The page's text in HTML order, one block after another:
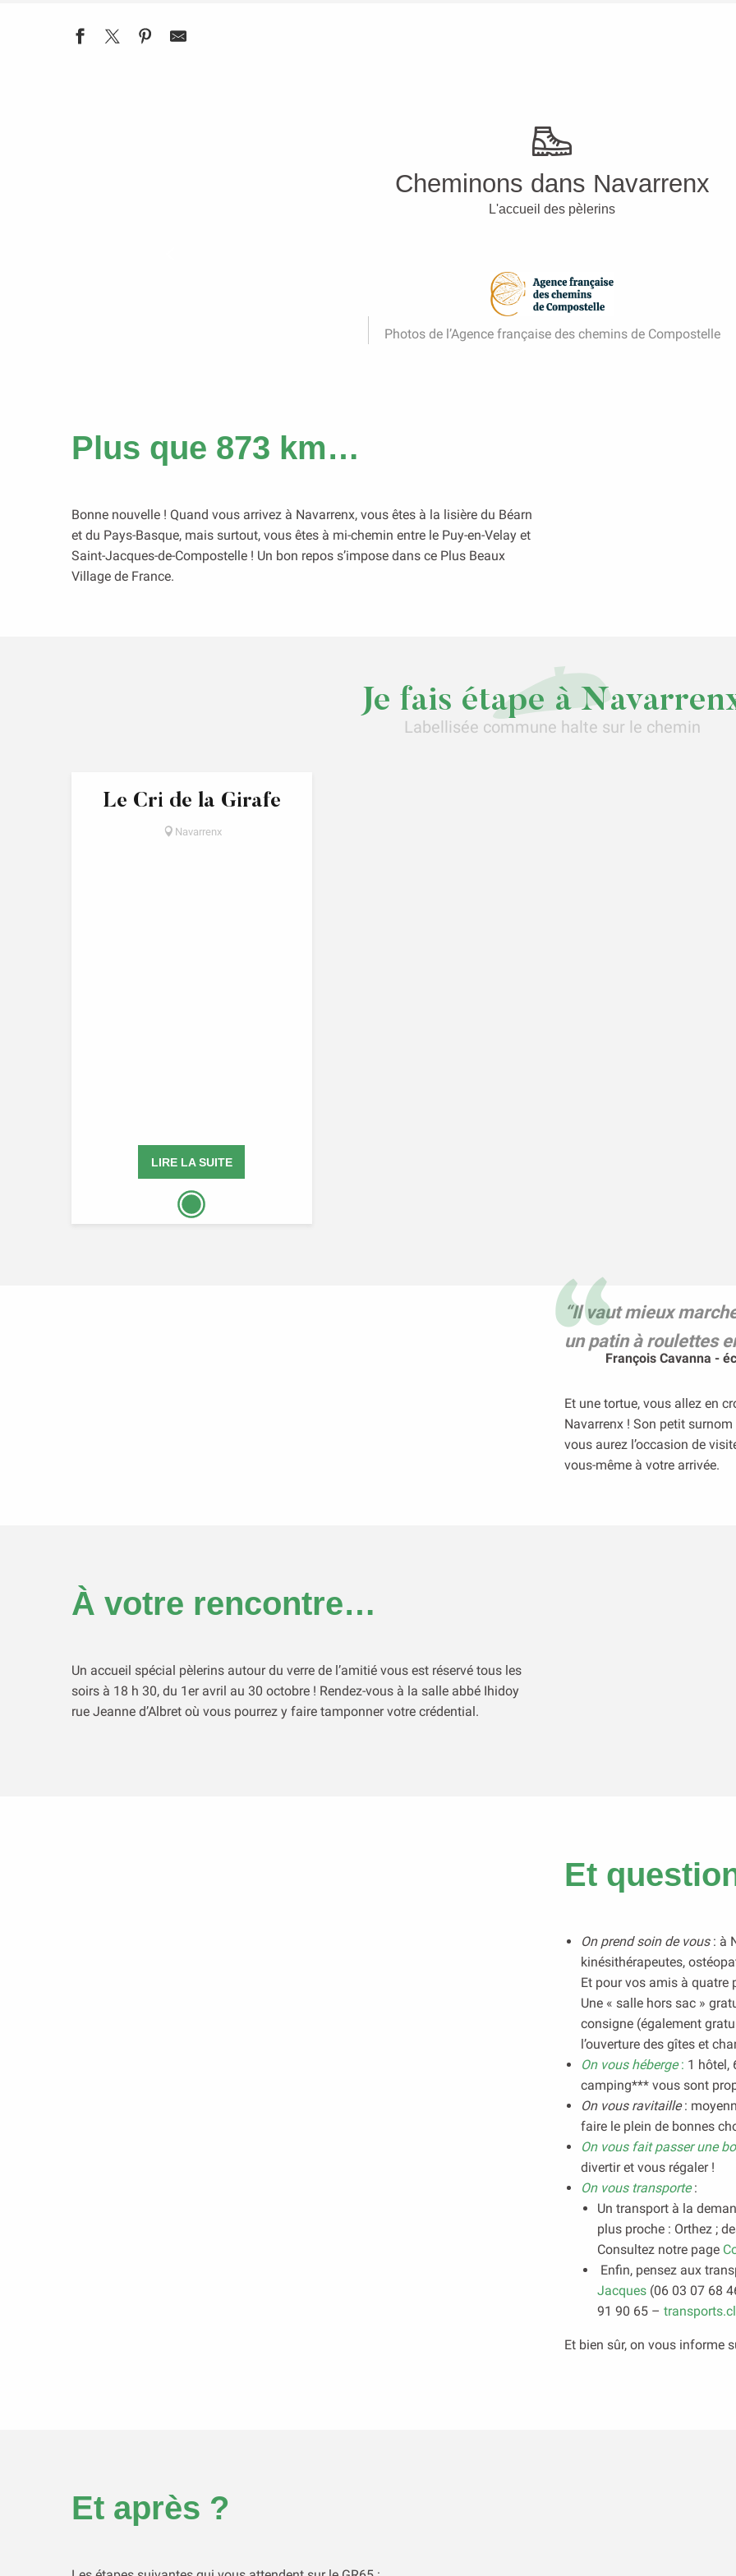
Cheminons dans Navarrenx
L'accueil des pèlerins
Photos de l’Agence française des chemins de Compostelle
Plus que 873 km…
Bonne nouvelle ! Quand vous arrivez à Navarrenx, vous êtes à la lisière du Béarn
et du Pays-Basque, mais surtout, vous êtes à mi-chemin entre le Puy-en-Velay et
Saint-Jacques-de-Compostelle ! Un bon repos s’impose dans ce Plus Beaux
Village de France.
Je fais étape à
Labellisée commune halte sur le chemin
Le Cri de la Girafe
Navarrenx
LIRE LA SUITE
“Il vaut mieux
un patin à roulettes
François Cavanna -
Et une tortue, vous allez en
Navarrenx ! Son petit
vous aurez l’occasion de
vous-même à votre arrivée.
À votre rencontre…
Un accueil spécial pèlerins autour du verre de l’amitié vous est réservé tous les
soirs à 18 h 30, du 1er avril au 30 octobre ! Rendez-vous à la salle abbé Ihidoy
rue Jeanne d’Albret où vous pourrez y faire tamponner votre crédential.
Et
On prend soin de vous: à
kinésithérapeutes,
Et pour vos amis à quatre
Une « salle hors sac »
consigne (également
l’ouverture des gîtes et
On vous héberge: 1 hôtel,
camping*** vous sont
On vous ravitaille:
faire le plein de bonnes
On vous fait passer une
divertir et vous régaler !
On vous transporte:
Un transport à la
plus proche : Orthez ;
Consultez notre page
Enfin, pensez aux
Jacques (06 03 07 68
91 90 65 –
Et bien sûr, on vous informe
Et après ?